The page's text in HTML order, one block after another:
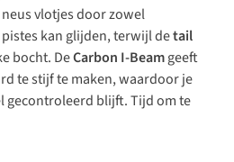
vlotjes door zowel
kan glijden, terwijl detail
bocht. DeCarbon I-Beamgeeft
te stijf te maken, waardoor je
gecontroleerd blijft. Tijd om te